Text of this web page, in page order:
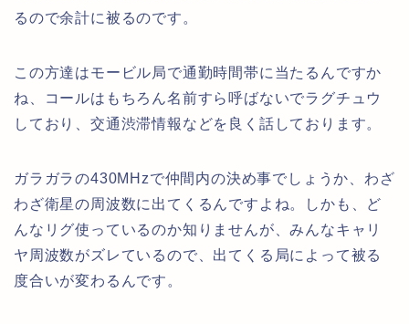
るので余計に被るのです。
この方達はモービル局で通勤時間帯に当たるんですか
ね、コールはもちろん名前すら呼ばないでラグチュウ
しており、交通渋滞情報などを良く話しております。
ガラガラの430MHzで仲間内の決め事でしょうか、わざ
わざ衛星の周波数に出てくるんですよね。しかも、ど
んなリグ使っているのか知りませんが、みんなキャリ
ヤ周波数がズレているので、出てくる局によって被る
度合いが変わるんです。